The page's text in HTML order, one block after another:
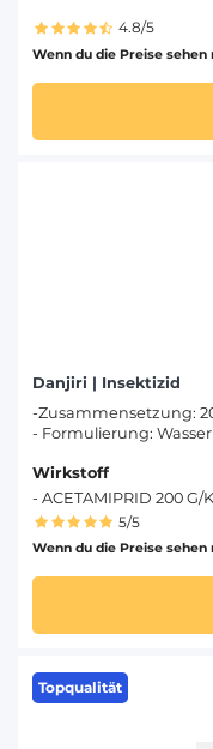
4.8/5
Wenn du die Preise
Danjiri | Insektizid
-Zusammensetzung:
- Formulierung:
Wirkstoff
- ACETAMIPRID 200 G/
5/5
Wenn du die Preise
Topqualität